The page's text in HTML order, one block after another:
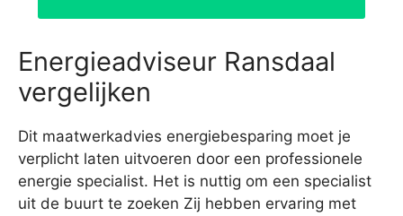
Energieadviseur Ransdaal
vergelijken
Dit maatwerkadvies energiebesparing moet je
verplicht laten uitvoeren door een professionele
energie specialist. Het is nuttig om een specialist
uit de buurt te zoeken Zij hebben ervaring met